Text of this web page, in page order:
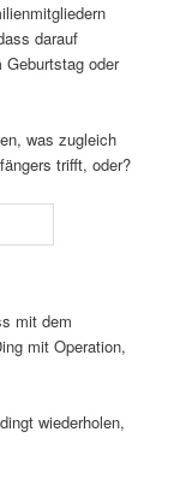
darauf
oder
was zugleich
trifft, oder?
mit dem
mit Operation,
wiederholen,